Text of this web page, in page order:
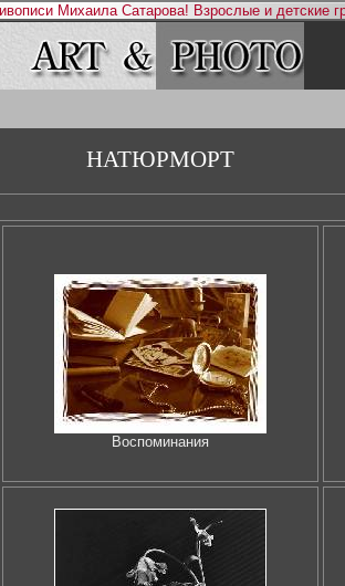
Михаила Сатарова! Взрослые и детские
НАТЮРМОРТ
Воспоминания